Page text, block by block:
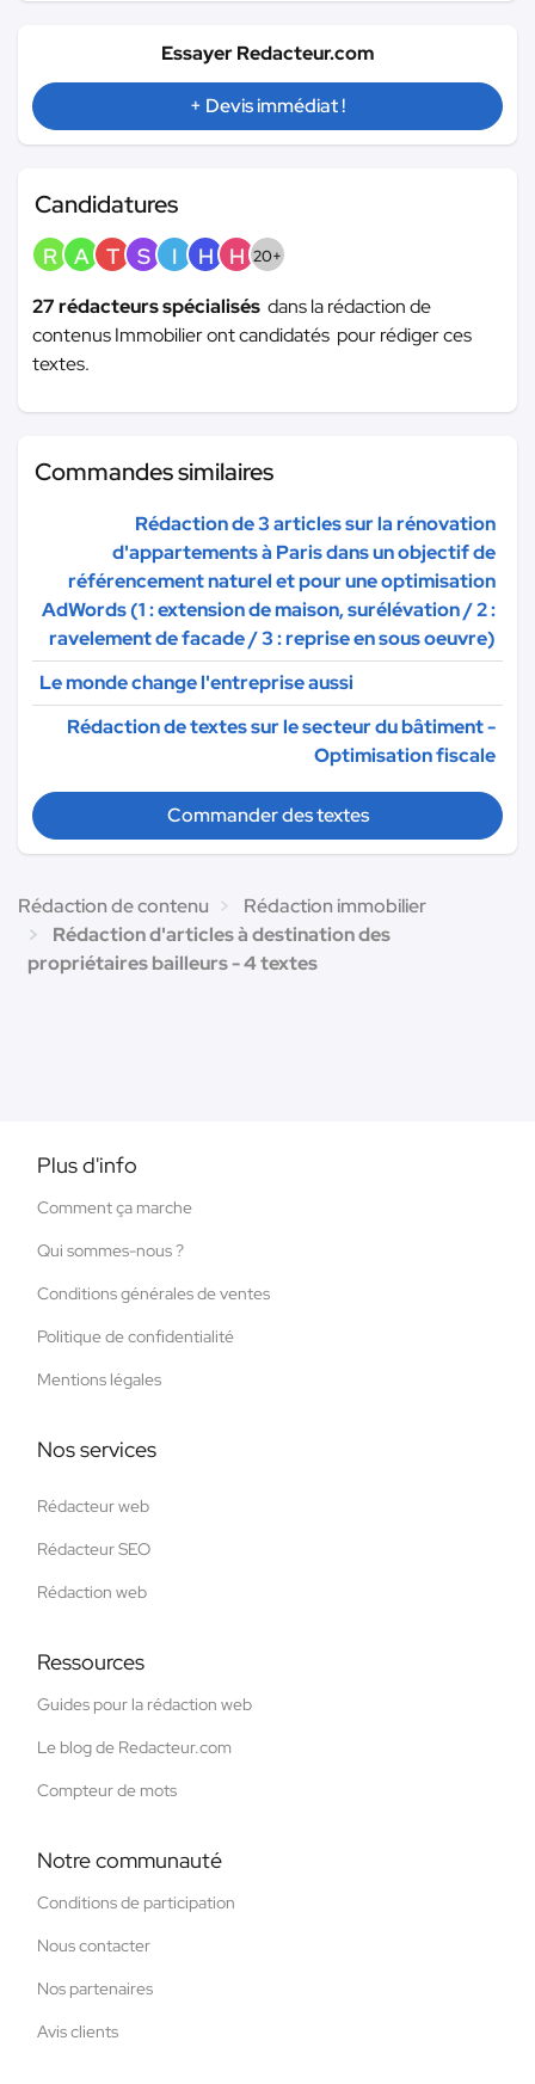
Essayer Redacteur.com
+ Devis immédiat !
Candidatures
R A T S I H H 20+
27 rédacteurs spécialisés dans la rédaction de
contenus Immobilier ont candidatés pour rédiger ces
textes.
Commandes similaires
Rédaction de 3 articles sur la rénovation
d'appartements à Paris dans un objectif de
référencement naturel et pour une optimisation
AdWords (1 : extension de maison, surélévation / 2 :
ravelement de facade / 3 : reprise en sous oeuvre)
Le monde change l'entreprise aussi
Rédaction de textes sur le secteur du bâtiment -
Optimisation fiscale
Commander des textes
Rédaction de contenu
Rédaction immobilier
Rédaction d'articles à destination des
propriétaires bailleurs - 4 textes
Plus d'info
Comment ça marche
Qui sommes-nous ?
Conditions générales de ventes
Politique de confidentialité
Mentions légales
Nos services
Rédacteur web
Rédacteur SEO
Rédaction web
Ressources
Guides pour la rédaction web
Le blog de Redacteur.com
Compteur de mots
Notre communauté
Conditions de participation
Nous contacter
Nos partenaires
Avis clients